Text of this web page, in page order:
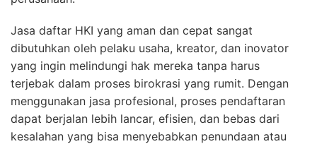
Jasa daftar HKI yang aman dan cepat sangat
dibutuhkan oleh pelaku usaha, kreator, dan inovator
yang ingin melindungi hak mereka tanpa harus
terjebak dalam proses birokrasi yang rumit. Dengan
menggunakan jasa profesional, proses pendaftaran
dapat berjalan lebih lancar, efisien, dan bebas dari
kesalahan yang bisa menyebabkan penundaan atau